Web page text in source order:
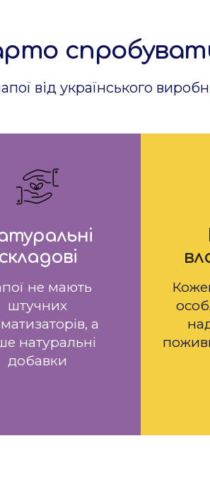
від українського
складові
не мають
штучних
а
натуральні
добавки